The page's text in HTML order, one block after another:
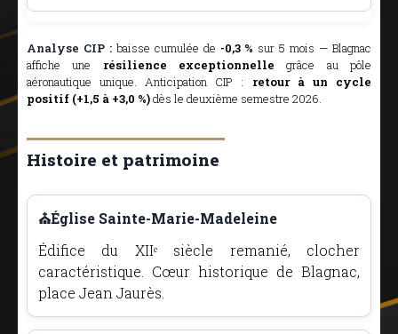
Analyse CIP :baisse cumulée de -0,3 % sur 5 mois — Blagnac
affiche une résilience exceptionnelle grâce au pôle
aéronautique unique. Anticipation CIP : retour à un cycle
positif (+1,5 à +3,0 %)dès le deuxième semestre 2026.
Histoire et patrimoine
⛪Église Sainte-Marie-Madeleine
Édifice du XIIᵉ siècle remanié, clocher
caractéristique. Cœur historique de Blagnac,
place Jean Jaurès.